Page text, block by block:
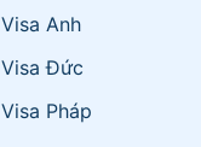
Visa Anh
Visa Đức
Visa Pháp